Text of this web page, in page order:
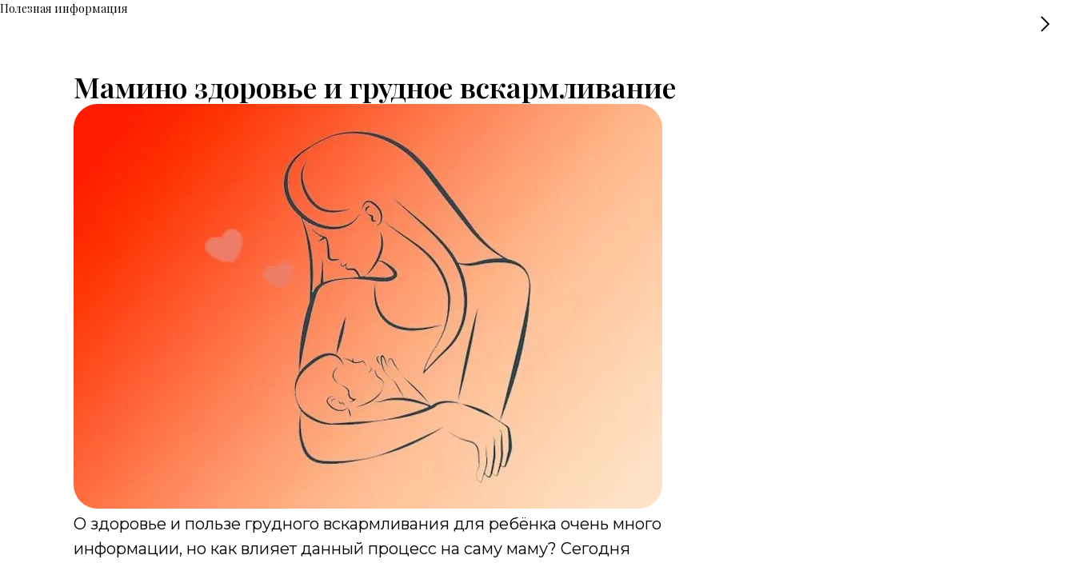
Полезная информация
Мамино здоровье и грудное вскармливание
О здоровье и пользе грудного вскармливания для ребёнка очень много
информации, но как влияет данный процесс на саму маму? Сегодня